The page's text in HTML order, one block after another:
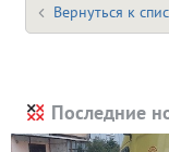
Вернуться к
Последние